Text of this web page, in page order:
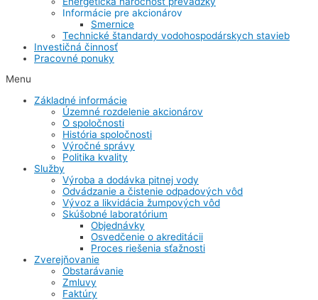
Informácie pre akcionárov
Smernice
Technické štandardy vodohospodárskych stavieb
Investičná činnosť
Pracovné ponuky
Menu
Základné informácie
Územné rozdelenie akcionárov
O spoločnosti
História spoločnosti
Výročné správy
Politika kvality
Služby
Výroba a dodávka pitnej vody
Odvádzanie a čistenie odpadových vôd
Vývoz a likvidácia žumpových vôd
Skúšobné laboratórium
Objednávky
Osvedčenie o akreditácii
Proces riešenia sťažnosti
Zverejňovanie
Obstarávanie
Zmluvy
Faktúry